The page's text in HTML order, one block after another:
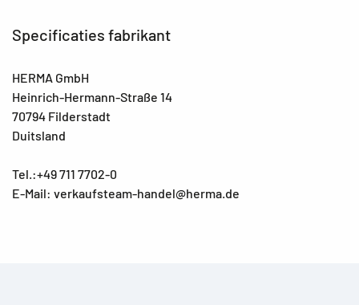
Specificaties fabrikant
HERMA GmbH
Heinrich-Hermann-Straße 14
70794 Filderstadt
Duitsland
Tel.:+49 711 7702-0
E-Mail: verkaufsteam-handel@herma.de